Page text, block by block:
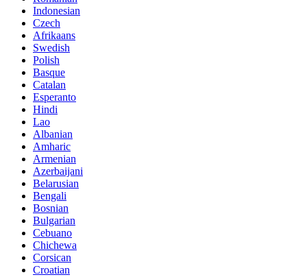
Indonesian
Czech
Afrikaans
Swedish
Polish
Basque
Catalan
Esperanto
Hindi
Lao
Albanian
Amharic
Armenian
Azerbaijani
Belarusian
Bengali
Bosnian
Bulgarian
Cebuano
Chichewa
Corsican
Croatian